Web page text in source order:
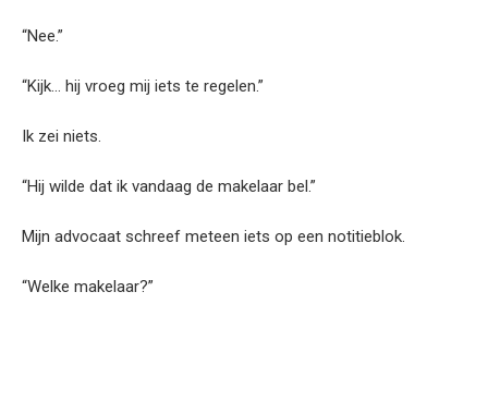
“Nee.”
“Kijk… hij vroeg mij iets te regelen.”
Ik zei niets.
“Hij wilde dat ik vandaag de makelaar bel.”
Mijn advocaat schreef meteen iets op een notitieblok.
“Welke makelaar?”